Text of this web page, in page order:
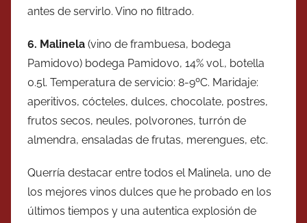
antes de servirlo. Vino no filtrado.
6. Malinela (vino de frambuesa, bodega
Pamidovo) bodega Pamidovo, 14% vol., botella
0.5l. Temperatura de servicio: 8-9ºC. Maridaje:
aperitivos, cócteles, dulces, chocolate, postres,
frutos secos, neules, polvorones, turrón de
almendra, ensaladas de frutas, merengues, etc.
Querría destacar entre todos el Malinela, uno de
los mejores vinos dulces que he probado en los
últimos tiempos y una autentica explosión de